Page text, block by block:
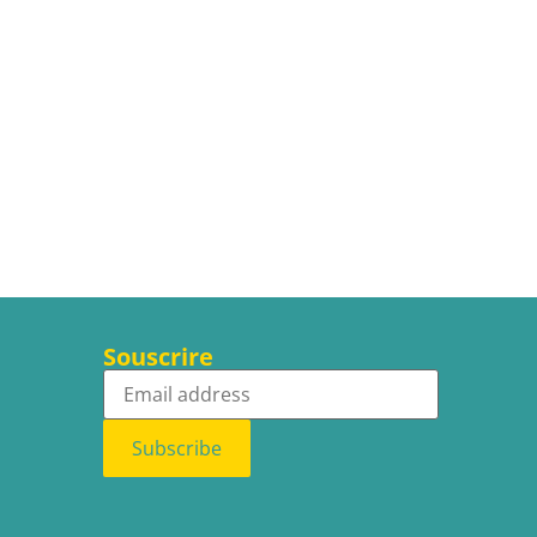
Souscrire
Subscribe